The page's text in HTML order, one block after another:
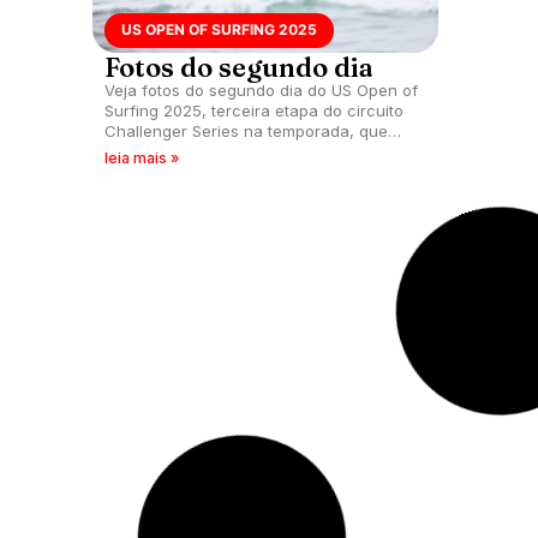
US OPEN OF SURFING 2025
Fotos do segundo dia
Veja fotos do segundo dia do US Open of
Surfing 2025, terceira etapa do circuito
Challenger Series na temporada, que
acontece em Huntington Beach,
leia mais »
US OPEN OF SURFING 2025
Fotos do primeiro dia
Veja fotos do primeiro dia do US Open of
Surfing 2025, terceira etapa do circuito